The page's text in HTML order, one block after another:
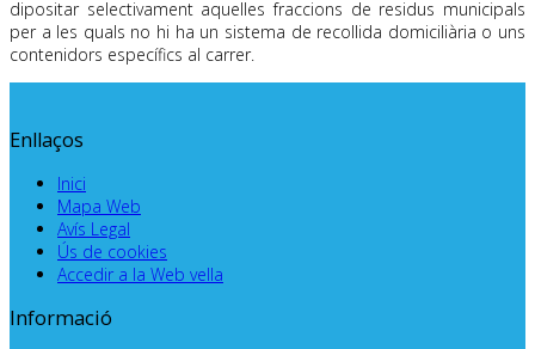
dipositar selectivament aquelles fraccions de residus municipals
per a les quals no hi ha un sistema de recollida domiciliària o uns
contenidors específics al carrer.
Enllaços
Inici
Mapa Web
Avís Legal
Ús de cookies
Accedir a la Web vella
Informació